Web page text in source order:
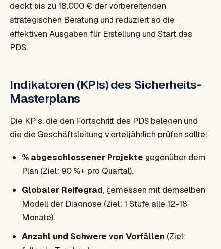
deckt bis zu 18.000 € der vorbereitenden
strategischen Beratung und reduziert so die
effektiven Ausgaben für Erstellung und Start des
PDS.
Indikatoren (KPIs) des Sicherheits-
Masterplans
Die KPIs, die den Fortschritt des PDS belegen und
die die Geschäftsleitung vierteljährlich prüfen sollte:
% abgeschlossener Projekte gegenüber dem
Plan (Ziel: 90 %+ pro Quartal).
Globaler Reifegrad, gemessen mit demselben
Modell der Diagnose (Ziel: 1 Stufe alle 12-18
Monate).
Anzahl und Schwere von Vorfällen (Ziel: